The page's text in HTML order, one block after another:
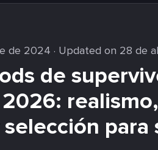
de 2024 · Updated on 28 de
de
para